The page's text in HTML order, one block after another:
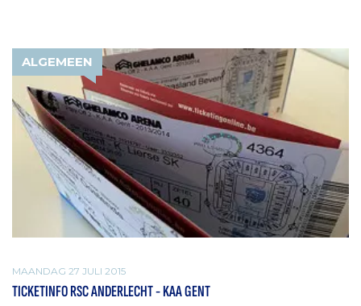
ALGEMEEN
MAANDAG 27 JULI 2015
TICKETINFO RSC ANDERLECHT - KAA GENT